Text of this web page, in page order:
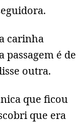
carinha
passagem é de
outra.
que ficou
que era